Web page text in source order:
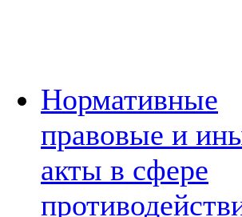
Нормативные
правовые и
акты в сфере